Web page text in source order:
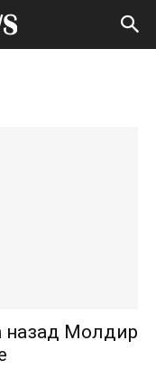
назад Молдир